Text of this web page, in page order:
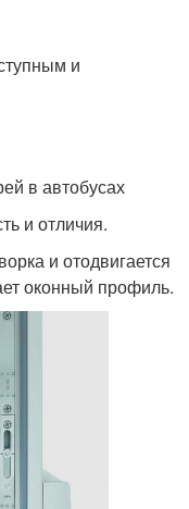
и
в автобусах
и отличия.
и отодвигается
оконный профиль.